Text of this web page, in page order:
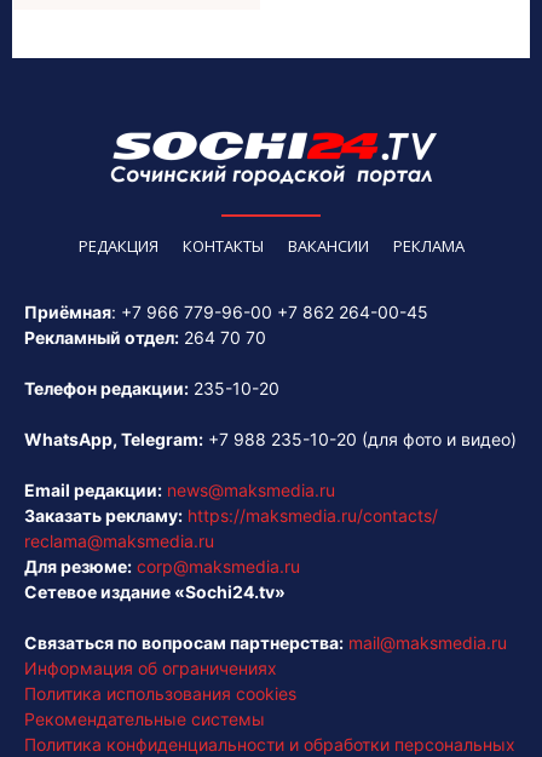
РЕДАКЦИЯ КОНТАКТЫ ВАКАНСИИ РЕКЛАМА
Приёмная: +7 966 779-96-00 +7 862 264-00-45
Рекламный отдел: 264 70 70
Телефон редакции: 235-10-20
WhatsApp, Telegram: +7 988 235-10-20 (для фото и видео)
Email редакции: news@maksmedia.ru
Заказать рекламу: https://maksmedia.ru/contacts/
reclama@maksmedia.ru
Для резюме: corp@maksmedia.ru
Сетевое издание «Sochi24.tv»
Связаться по вопросам партнерства: mail@maksmedia.ru
Информация об ограничениях
Политика использования cookies
Рекомендательные системы
Политика конфиденциальности и обработки персональных